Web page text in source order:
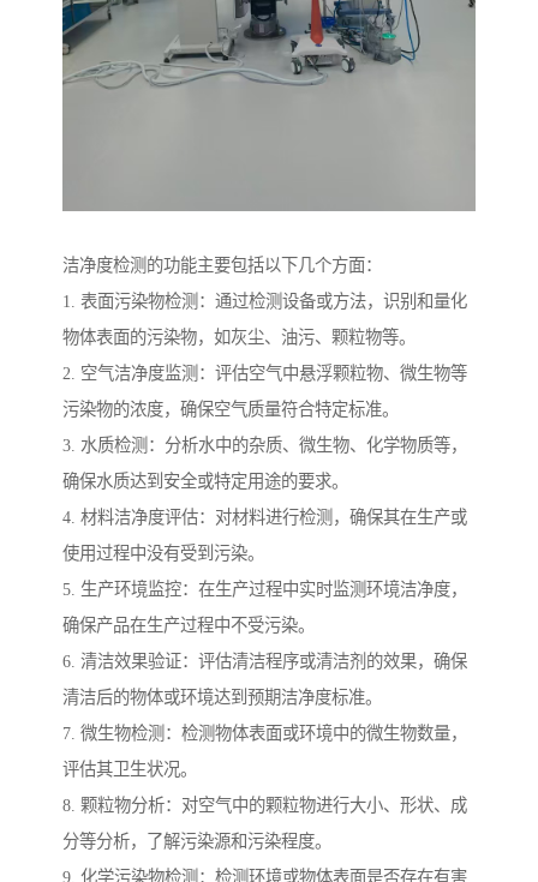
洁净度检测的功能主要包括以下几个方面：
1. 表面污染物检测：通过检测设备或方法，识别和量化
物体表面的污染物，如灰尘、油污、颗粒物等。
2. 空气洁净度监测：评估空气中悬浮颗粒物、微生物等
污染物的浓度，确保空气质量符合特定标准。
3. 水质检测：分析水中的杂质、微生物、化学物质等，
确保水质达到安全或特定用途的要求。
4. 材料洁净度评估：对材料进行检测，确保其在生产或
使用过程中没有受到污染。
5. 生产环境监控：在生产过程中实时监测环境洁净度，
确保产品在生产过程中不受污染。
6. 清洁效果验证：评估清洁程序或清洁剂的效果，确保
清洁后的物体或环境达到预期洁净度标准。
7. 微生物检测：检测物体表面或环境中的微生物数量，
评估其卫生状况。
8. 颗粒物分析：对空气中的颗粒物进行大小、形状、成
分等分析，了解污染源和污染程度。
9. 化学污染物检测：检测环境或物体表面是否存在有害